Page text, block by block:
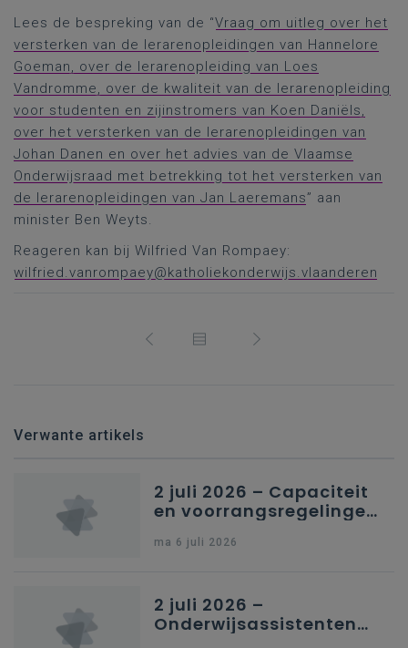
Lees de bespreking van de “Vraag om uitleg over het
versterken van de lerarenopleidingen van Hannelore
Goeman, over de lerarenopleiding van Loes
Vandromme, over de kwaliteit van de lerarenopleiding
voor studenten en zijinstromers van Koen Daniëls,
over het versterken van de lerarenopleidingen van
Johan Danen en over het advies van de Vlaamse
Onderwijsraad met betrekking tot het versterken van
de lerarenopleidingen van Jan Laeremans” aan
minister Ben Weyts.
Reageren kan bij Wilfried Van Rompaey:
wilfried.vanrompaey@katholiekonderwijs.vlaanderen
Verwante artikels
2 juli 2026 – Capaciteit
en voorrangsregelingen
secundair onderwijs in
ma 6 juli 2026
2 juli 2026 –
Onderwijsassistenten